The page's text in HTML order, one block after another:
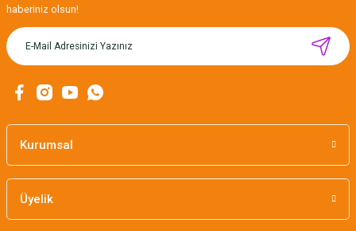
MIKNATISLI İĞNE TUTUCU-BAHAR
haberiniz olsun!
Kurumsal
Üyelik